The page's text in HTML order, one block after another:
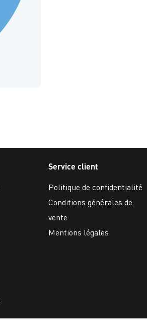
Service client
Politique de confidentialité
Conditions générales de
vente
Mentions légales